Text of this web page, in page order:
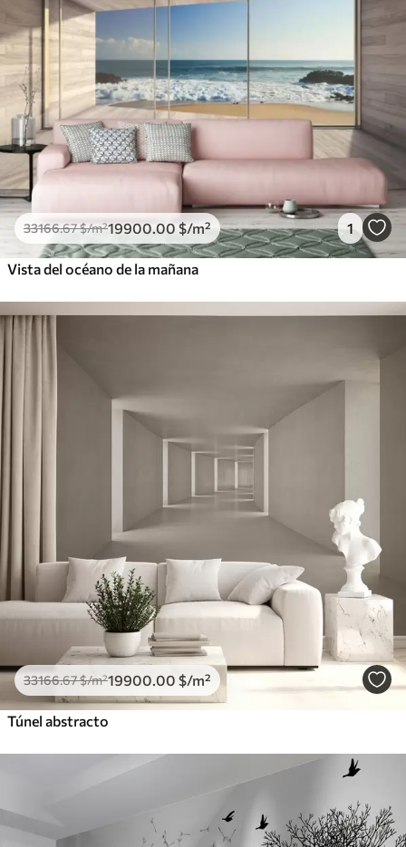
33166.67$/m²19900.00 $/m² 1
Vista del océano de la mañana
33166.67$/m²19900.00 $/m²
Túnel abstracto